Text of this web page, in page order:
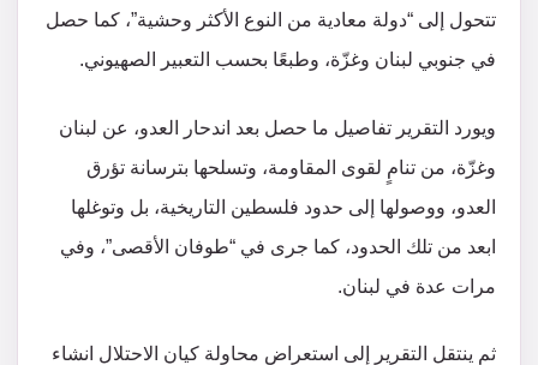
تتحول إلى “دولة معادية من النوع الأكثر وحشية”، كما حصل
في جنوبي لبنان وغزّة، وطبعًا بحسب التعبير الصهيوني.
ويورد التقرير تفاصيل ما حصل بعد اندحار العدو، عن لبنان
وغزّة، من تنامٍ لقوى المقاومة، وتسلحها بترسانة تؤرق
العدو، ووصولها إلى حدود فلسطين التاريخية، بل وتوغلها
ابعد من تلك الحدود، كما جرى في “طوفان الأقصى”، وفي
مرات عدة في لبنان.
ثم ينتقل التقرير إلى استعراض محاولة كيان الاحتلال انشاء